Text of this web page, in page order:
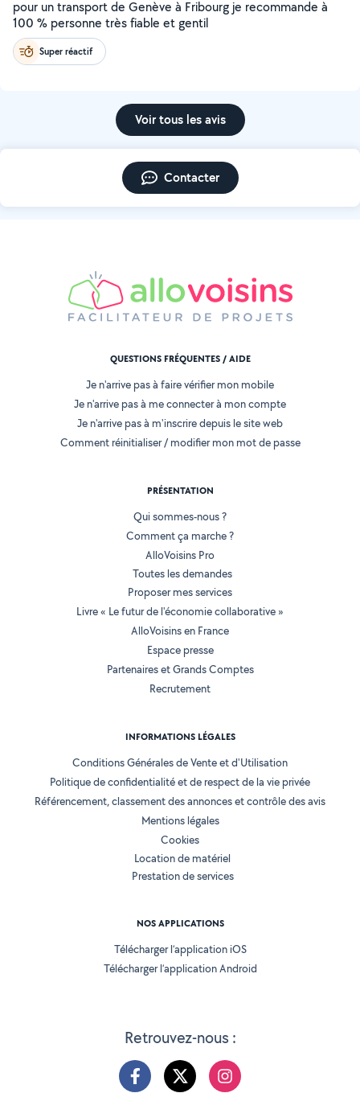
pour un transport de Genève à Fribourg je recommande à
100 % personne très fiable et gentil
Super réactif
Voir tous les avis
Contacter
Retrouvez-nous :
QUESTIONS FRÉQUENTES / AIDE
Je n'arrive pas à faire vérifier mon mobile
Je n'arrive pas à me connecter à mon compte
Je n'arrive pas à m'inscrire depuis le site web
Comment réinitialiser / modifier mon mot de passe
PRÉSENTATION
Qui sommes-nous ?
Comment ça marche ?
AlloVoisins Pro
Toutes les demandes
Proposer mes services
Livre « Le futur de l'économie collaborative »
AlloVoisins en France
Espace presse
Partenaires et Grands Comptes
Recrutement
INFORMATIONS LÉGALES
Conditions Générales de Vente et d'Utilisation
Politique de confidentialité et de respect de la vie privée
Référencement, classement des annonces et contrôle des avis
Mentions légales
Cookies
Location de matériel
Prestation de services
NOS APPLICATIONS
Télécharger l’application iOS
Télécharger l’application Android